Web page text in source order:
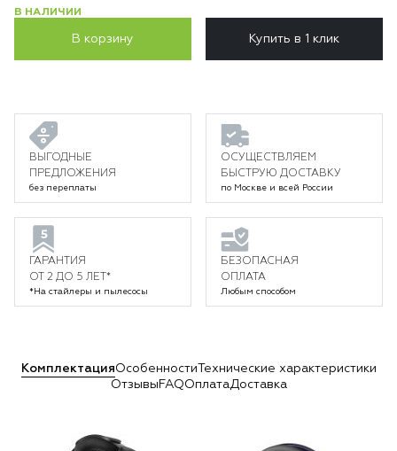
В НАЛИЧИИ
В корзину Купить в 1 клик
ВЫГОДНЫЕ
ПРЕДЛОЖЕНИЯ
без переплаты
ОСУЩЕСТВЛЯЕМ
БЫСТРУЮ ДОСТАВКУ
по Москве и всей России
ГАРАНТИЯ
ОТ 2 ДО 5 ЛЕТ*
*На стайлеры и пылесосы
БЕЗОПАСНАЯ
ОПЛАТА
Любым способом
КомплектацияОсобенностиТехнические характеристики
Отзывы FAQОплатаДоставка